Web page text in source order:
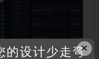
×
的设计少走弯